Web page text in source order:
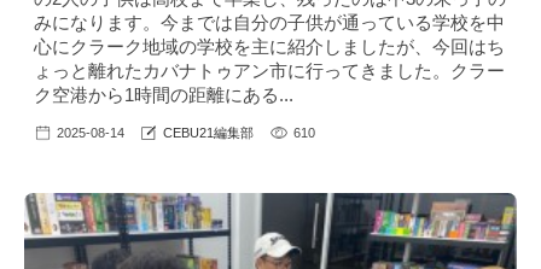
みになります。今までは自分の子供が通っている学校を中
心にクラーク地域の学校を主に紹介しましたが、今回はち
ょっと離れたカバナトゥアン市に行ってきました。クラー
ク空港から1時間の距離にある...
2025-08-14 CEBU21編集部 610